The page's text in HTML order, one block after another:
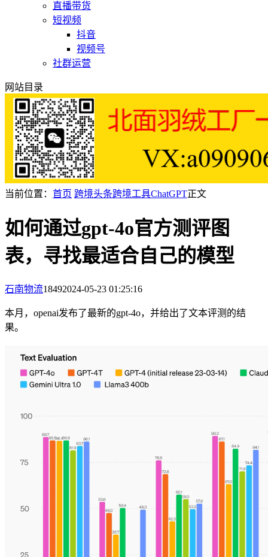
直播带货
短视频
抖音
视频号
社群运营
网站目录
当前位置： 首页 跨境头条跨境工具ChatGPT正文
如何通过gpt-4o官方测评图
表，寻找最适合自己的模型
石南物流18492024-05-23 01:25:16
本月，openai发布了最新的gpt-4o，并给出了文本评测的结
果。